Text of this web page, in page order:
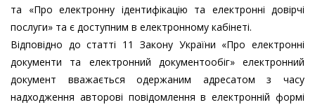
та «Про електронну ідентифікацію та електронні довірчі
послуги» та є доступним в електронному кабінеті.
Відповідно до статті 11 Закону України «Про електронні
документи та електронний документообіг» електронний
документ вважається одержаним адресатом з часу
надходження авторові повідомлення в електронній формі